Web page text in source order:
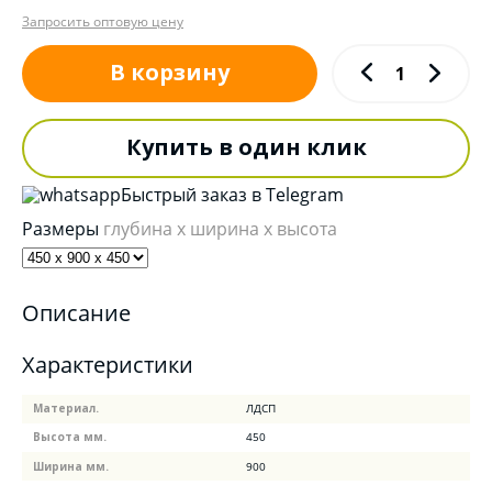
Запросить оптовую цену
В корзину
Купить в один клик
Быстрый заказ в Telegram
Размеры глубина x ширина x высота
Описание
Характеристики
Материал.
ЛДСП
Высота мм.
450
Ширина мм.
900